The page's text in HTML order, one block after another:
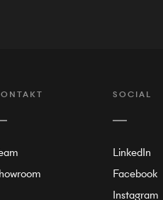
SOCIAL
LinkedIn
Facebook
Instagram